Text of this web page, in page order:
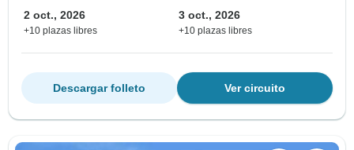
2 oct., 2026
+10 plazas libres
3 oct., 2026
+10 plazas libres
Ver circuito
Descargar folleto